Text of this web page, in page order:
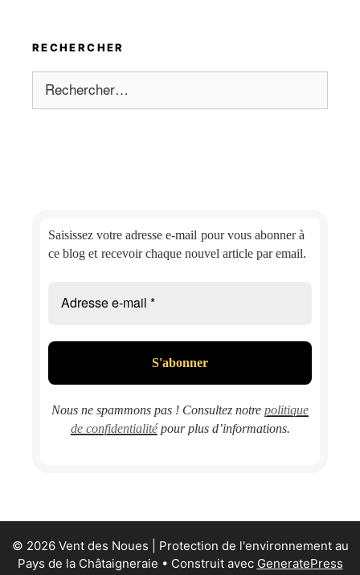
RECHERCHER
Saisissez votre adresse e-mail pour vous abonner à
ce blog et recevoir chaque nouvel article par email.
Nous ne spammons pas ! Consultez notre politique
de confidentialitépour plus d’informations.
© 2026 Vent des Noues | Protection de l'environnement au
Pays de la Châtaigneraie • Construit avec GeneratePress